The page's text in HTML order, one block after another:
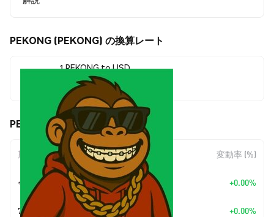
PEKONG (PEKONG) の換算レート
1 PEKONG to USD
$0.00000492
PEKONG (PEKONG) の価格変動
期間 金額変動 変動率 (%)
今日 +$0.00 +0.00%
7日 +$0.00 +0.00%